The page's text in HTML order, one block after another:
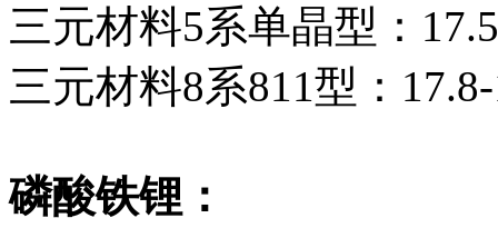
三元材料5系单晶型：
三元材料8系811型：
磷酸铁锂：